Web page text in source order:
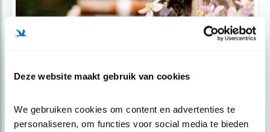
Deze website maakt gebruik van cookies
We gebruiken cookies om content en advertenties te
personaliseren, om functies voor social media te bieden
Tip